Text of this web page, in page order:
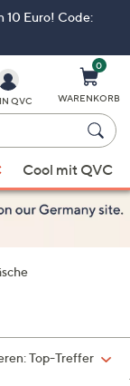
10 Euro! Code:
QVC
0
WARENKORB
Cool mit QVC
Top-Treffer